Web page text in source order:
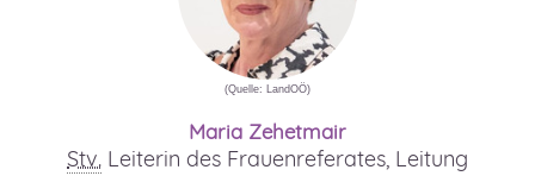
(Quelle: LandOÖ)
Maria Zehetmair
Stv. Leiterin des Frauenreferates, Leitung